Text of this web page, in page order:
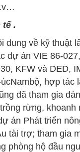
tế .
dung về kỹ thuật
dự án VIE 86-
KFW và DED,
hợp tác
đã tham gia
rừng, khoanh
án Phát triển
tài trợ; tham gia
phòng hộ đầu